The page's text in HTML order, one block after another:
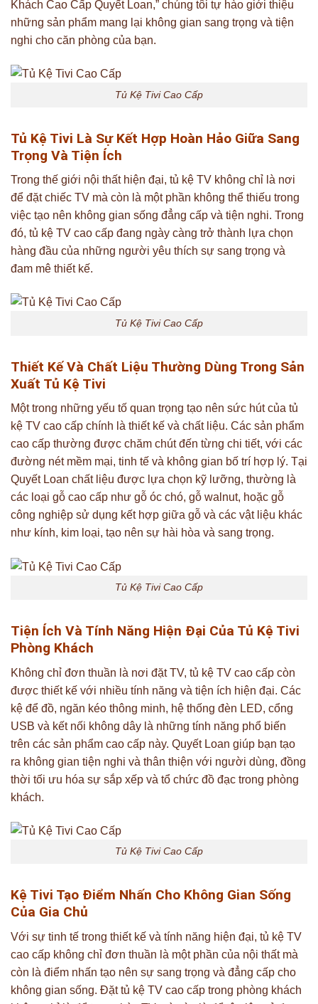
Khách Cao Cấp Quyết Loan,” chúng tôi tự hào giới thiệu
những sản phẩm mang lại không gian sang trọng và tiện
nghi cho căn phòng của bạn.
Tủ Kệ Tivi Cao Cấp
Tủ Kệ Tivi Là Sự Kết Hợp Hoàn Hảo Giữa Sang
Trọng Và Tiện Ích
Trong thế giới nội thất hiện đại, tủ kệ TV không chỉ là nơi
để đặt chiếc TV mà còn là một phần không thể thiếu trong
việc tạo nên không gian sống đẳng cấp và tiện nghi. Trong
đó, tủ kệ TV cao cấp đang ngày càng trở thành lựa chọn
hàng đầu của những người yêu thích sự sang trọng và
đam mê thiết kế.
Tủ Kệ Tivi Cao Cấp
Thiết Kế Và Chất Liệu Thường Dùng Trong Sản
Xuất Tủ Kệ Tivi
Một trong những yếu tố quan trọng tạo nên sức hút của tủ
kệ TV cao cấp chính là thiết kế và chất liệu. Các sản phẩm
cao cấp thường được chăm chút đến từng chi tiết, với các
đường nét mềm mại, tinh tế và không gian bố trí hợp lý. Tại
Quyết Loan chất liệu được lựa chọn kỹ lưỡng, thường là
các loại gỗ cao cấp như gỗ óc chó, gỗ walnut, hoặc gỗ
công nghiệp sử dụng kết hợp giữa gỗ và các vật liệu khác
như kính, kim loại, tạo nên sự hài hòa và sang trọng.
Tủ Kệ Tivi Cao Cấp
Tiện Ích Và Tính Năng Hiện Đại Của Tủ Kệ Tivi
Phòng Khách
Không chỉ đơn thuần là nơi đặt TV, tủ kệ TV cao cấp còn
được thiết kế với nhiều tính năng và tiện ích hiện đại. Các
kệ để đồ, ngăn kéo thông minh, hệ thống đèn LED, cổng
USB và kết nối không dây là những tính năng phổ biến
trên các sản phẩm cao cấp này. Quyết Loan giúp bạn tạo
ra không gian tiện nghi và thân thiện với người dùng, đồng
thời tối ưu hóa sự sắp xếp và tổ chức đồ đạc trong phòng
khách.
Tủ Kệ Tivi Cao Cấp
Kệ Tivi Tạo Điểm Nhấn Cho Không Gian Sống
Của Gia Chủ
Với sự tinh tế trong thiết kế và tính năng hiện đại, tủ kệ TV
cao cấp không chỉ đơn thuần là một phần của nội thất mà
còn là điểm nhấn tạo nên sự sang trọng và đẳng cấp cho
không gian sống. Đặt tủ kệ TV cao cấp trong phòng khách